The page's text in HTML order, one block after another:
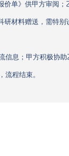
价单》供甲方审阅
研材料赠送，需特
信息；甲方积极协
流程结束。